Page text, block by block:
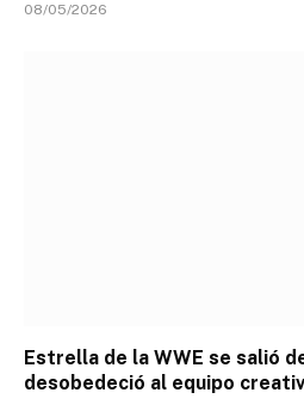
08/05/2026
Estrella de la WWE se salió
desobedeció al equipo